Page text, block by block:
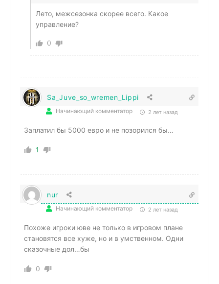
Лето, межсезонка скорее всего. Какое
управление?
0
Sa_Juve_so_wremen_Lippi
Начинающий комментатор 2 лет назад
Заплатил бы 5000 евро и не позорился бы…
1
nur
Начинающий комментатор 2 лет назад
Похоже игроки юве не только в игровом плане
становятся все хуже, но и в умственном. Одни
сказочные дол…бы
0